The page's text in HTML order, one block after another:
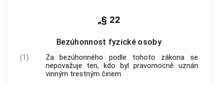
„§ 22
Bezúhonnost fyzické osoby
(1)
Za bezúhonného podle tohoto zákona se
nepovažuje ten, kdo byl pravomocně uznán
vinným trestným činem